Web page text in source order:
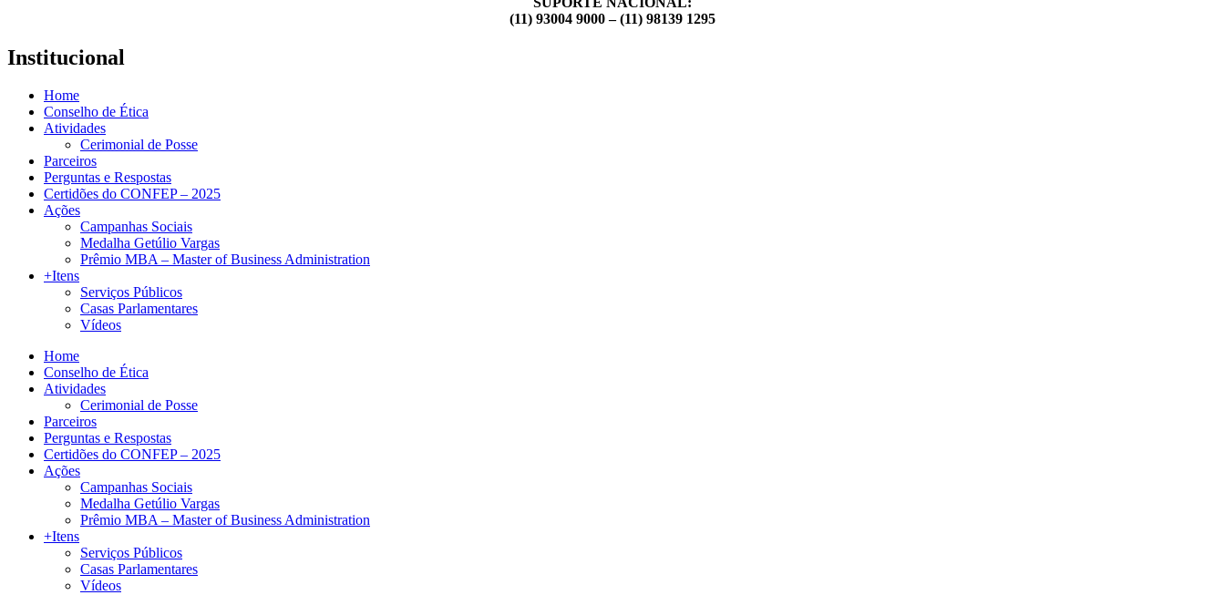
(11) 93004 9000 – (11) 98139 1295
Institucional
Home
Conselho de Ética
Atividades
Cerimonial de Posse
Parceiros
Perguntas e Respostas
Certidões do CONFEP – 2025
Ações
Campanhas Sociais
Medalha Getúlio Vargas
Prêmio MBA – Master of Business Administration
+Itens
Serviços Públicos
Casas Parlamentares
Vídeos
Home
Conselho de Ética
Atividades
Cerimonial de Posse
Parceiros
Perguntas e Respostas
Certidões do CONFEP – 2025
Ações
Campanhas Sociais
Medalha Getúlio Vargas
Prêmio MBA – Master of Business Administration
+Itens
Serviços Públicos
Casas Parlamentares
Vídeos